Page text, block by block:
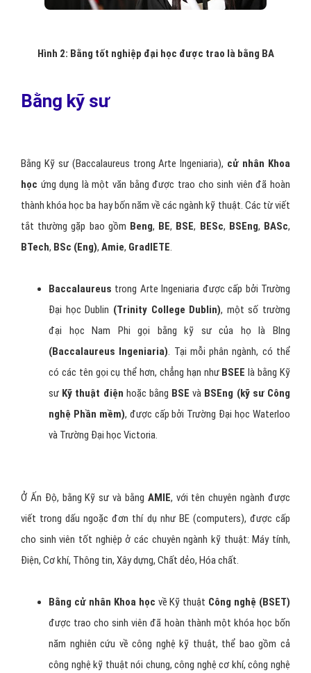
Hình 2: Bằng tốt nghiệp đại học được trao là bằng BA
Bằng kỹ sư
Bằng Kỹ sư (Baccalaureus trong Arte Ingeniaria), cử nhân Khoa
học ứng dụng là một văn bằng được trao cho sinh viên đã hoàn
thành khóa học ba hay bốn năm về các ngành kỹ thuật. Các từ viết
tắt thường gặp bao gồm Beng, BE, BSE, BESc, BSEng, BASc,
BTech, BSc (Eng), Amie, GradIETE.
Baccalaureus trong Arte Ingeniaria được cấp bởi Trường
Đại học Dublin (Trinity College Dublin), một số trường
đại học Nam Phi gọi bằng kỹ sư của họ là BIng
(Baccalaureus Ingeniaria). Tại mỗi phân ngành, có thể
có các tên gọi cụ thể hơn, chẳng hạn như BSEE là bằng Kỹ
sư Kỹ thuật điện hoặc bằng BSE và BSEng (kỹ sư Công
nghệ Phần mềm), được cấp bởi Trường Đại học Waterloo
và Trường Đại học Victoria.
Ở Ấn Độ, bằng Kỹ sư và bằng AMIE, với tên chuyên ngành được
viết trong dấu ngoặc đơn thí dụ như BE (computers), được cấp
cho sinh viên tốt nghiệp ở các chuyên ngành kỹ thuật: Máy tính,
Điện, Cơ khí, Thông tin, Xây dựng, Chất dẻo, Hóa chất.
Bằng cử nhân Khoa học về Kỹ thuật Công nghệ (BSET)
được trao cho sinh viên đã hoàn thành một khóa học bốn
năm nghiên cứu về công nghệ kỹ thuật, thể bao gồm cả
công nghệ kỹ thuật nói chung, công nghệ cơ khí, công nghệ